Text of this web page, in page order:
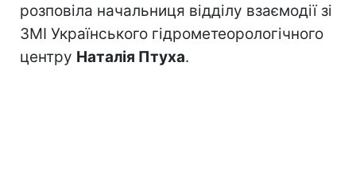
розповіла начальниця відділу взаємодії зі
ЗМІ Українського гідрометеорологічного
центру Наталія Птуха.